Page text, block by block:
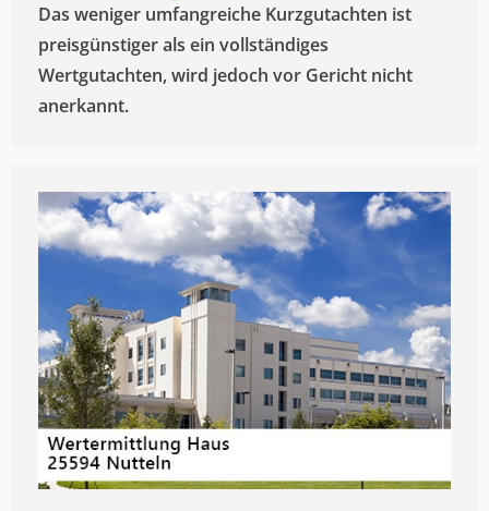
Das weniger umfangreiche Kurzgutachten ist
preisgünstiger als ein vollständiges
Wertgutachten, wird jedoch vor Gericht nicht
anerkannt.